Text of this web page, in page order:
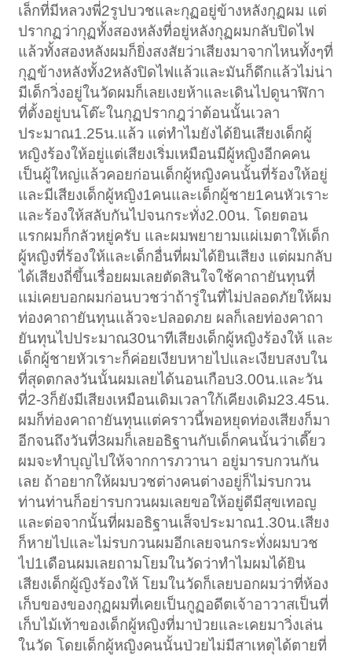
เล็กที่มีหลวงพี่2รูปบวชและกุฏอยู่ข้างหลังกุฏผม แต่
ปรากฏว่ากุฏทั้งสองหลังที่อยู่หลังกุฏผมกลับปิดไฟ
แล้วทั้งสองหลังผมก็ยิ่งสงสัยว่าเสียงมาจากไหนทั้งๆที่
กุฏข้างหลังทั้ง2หลังปิดไฟแล้วและมันก็ดึกแล้วไม่น่า
มีเด็กวิ่งอยู่ในวัดผมก็เลยเงยห้าและเดินไปดูนาฬิกา
ที่ตั้งอยู่บนโต๊ะในกุฏปรากฎว่าต้อนนั้นเวลา
ประมาณ1.25น.แล้ว แต่ทำไมยังได้ยินเสียงเด็กผู้
หญิงร้องให้อยู่แต่เสียงเริ่มเหมือนมีผู้หญิงอีกคคน
เป็นผู้ใหญ่แล้วคอยก่อนเด็กผู้หญิงคนนั้นที่ร้องให้อยู่
และมีเสียงเด็กผู้หญิง1คนและเด็กผู้ชาย1คนหัวเราะ
และร้องให้สลับกันไปจนกระทั่ง2.00น. โดยตอน
แรกผมก็กลัวหยู่ครับ และผมพยายามแผ่เมตาให้เด็ก
ผู้หญิงที่ร้องให้และเด็กอื่นที่ผมได้ยินเสียง แต่ผมกลับ
ได้เสียงถี่ขึ้นเรื่อยผมเลยตัดสินใจใช้คาถายันทุนที่
แม่เคยบอกผมก่อนบวชว่าถ้ารู่ในที่ไม่ปลอดภัยให้ผม
ท่องคาถายันทุนแล้วจะปลอดภย ผลก็เลยท่องคาถา
ยันทุนไปประมาณ30นาทีเสียงเด็กผู้หญิงร้องให้ และ
เด็กผู้ชายหัวเราะก็ค่อยเงียบหายไปและเงียบสงบใน
ที่สุดตกลงวันนั้นผมเลยได้นอนเกือบ3.00น.และวัน
ที่2-3ก็ยังมีเสียงเหมือนเดิมเวลาใก้เคียงเดิม23.45น.
ผมก็ท่องคาถายันทุนแต่คราวนี้พอหยุดท่องเสียงก็มา
อีกจนถึงวันที่3ผมก็เลยอธิฐานกับเด็กคนนั้นว่าเดี๊ยว
ผมจะทำบุญไปให้จากการภวานา อยู่มารบกวนกัน
เลย ถ้าอยากให้ผมบวชต่างคนต่างอยู่ก็ไม่รบกวน
ท่านท่านก็อย่ารบกวนผมเลยขอให้อยู่ดีมีสุขเทอญ
และต่อจากนั้นที่ผมอธิฐานเส็จประมาณ1.30น.เสียง
ก็หายไปและไม่รบกวนผมอีกเลยจนกระทั่งผมบวช
ไป1เดือนผมเลยถามโยมในวัดว่าทำไมผมได้ยิน
เสียงเด็กผู้ญิงร้องให้ โยมในวัดก็เลยบอกผมว่าที่ห้อง
เก็บของของกุฏผมที่เคยเป็นกูฏอดีตเจ้าอาวาสเป็นที่
เก็บไม้เท้าของเด็กผู้หญิงที่มาป่วยและเคยมาวิ่งเล่น
ในวัด โดยเด็กผู้หญิงคนนั้นป่วยไม่มีสาเหตุได้ตายที่